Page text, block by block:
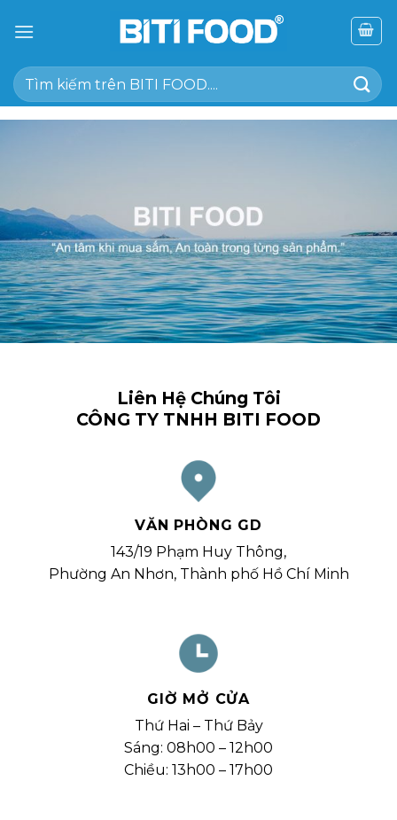
đến
dung
Tìm
kiếm:
Liên Hệ Chúng Tôi
CÔNG TY TNHH BITI FOOD
VĂN PHÒNG GD
143/19 Phạm Huy Thông,
Phường An Nhơn, Thành phố Hồ Chí Minh
GIỜ MỞ CỬA
Thứ Hai – Thứ Bảy
Sáng: 08h00 – 12h00
Chiều: 13h00 – 17h00